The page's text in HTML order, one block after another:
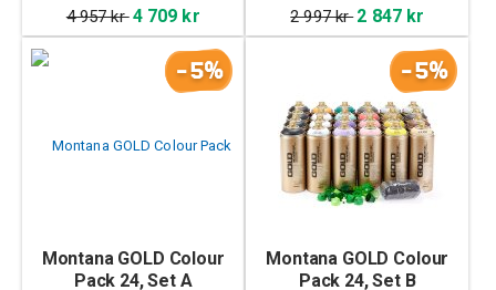
4 957 kr4 709 kr 2 997 kr 2 847 kr
-5%
Montana GOLD Colour
Pack 24, Set A
-5%
Montana GOLD Colour
Pack 24, Set B